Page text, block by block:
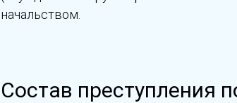
начальством.
Состав преступления